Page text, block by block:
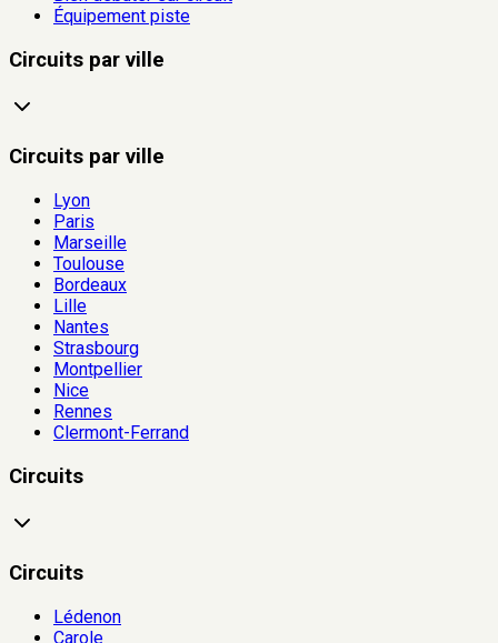
Équipement piste
Circuits par ville
Circuits par ville
Lyon
Paris
Marseille
Toulouse
Bordeaux
Lille
Nantes
Strasbourg
Montpellier
Nice
Rennes
Clermont-Ferrand
Circuits
Circuits
Lédenon
Carole